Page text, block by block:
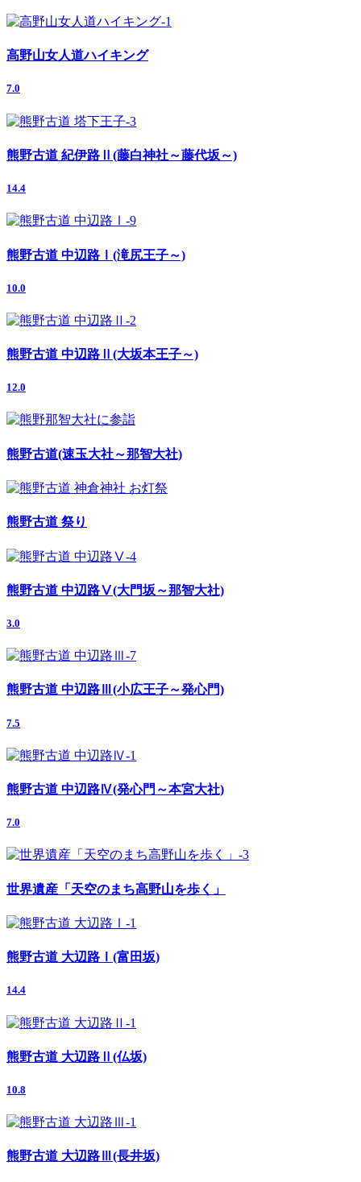
高野山女人道ハイキング
7.0
熊野古道 紀伊路Ⅱ(藤白神社～藤代坂～)
14.4
熊野古道 中辺路Ⅰ(滝尻王子～)
10.0
熊野古道 中辺路Ⅱ(大坂本王子～)
12.0
熊野古道(速玉大社～那智大社)
熊野古道 祭り
熊野古道 中辺路Ⅴ(大門坂～那智大社)
3.0
熊野古道 中辺路Ⅲ(小広王子～発心門)
7.5
熊野古道 中辺路Ⅳ(発心門～本宮大社)
7.0
世界遺産「天空のまち高野山を歩く」
熊野古道 大辺路Ⅰ(富田坂)
14.4
熊野古道 大辺路Ⅱ(仏坂)
10.8
熊野古道 大辺路Ⅲ(長井坂)